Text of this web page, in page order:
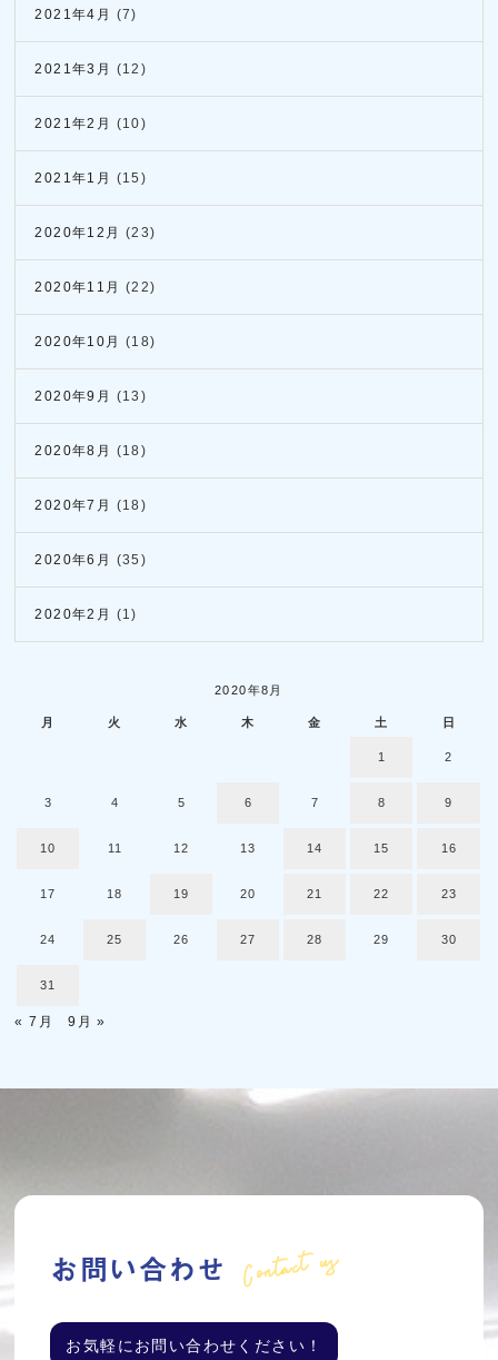
2021年4月 (7)
2021年3月 (12)
2021年2月 (10)
2021年1月 (15)
2020年12月 (23)
2020年11月 (22)
2020年10月 (18)
2020年9月 (13)
2020年8月 (18)
2020年7月 (18)
2020年6月 (35)
2020年2月 (1)
2020年8月
月 火 水 木 金 土 日
1 2
3 4 5 6 7 8 9
10 11 12 13 14 15 16
17 18 19 20 21 22 23
24 25 26 27 28 29 30
31
« 7月 9月 »
お問い合わせ Contact us
お気軽にお問い合わせください！